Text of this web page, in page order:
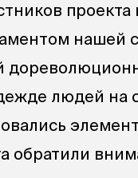
нашей
людей на
обратили